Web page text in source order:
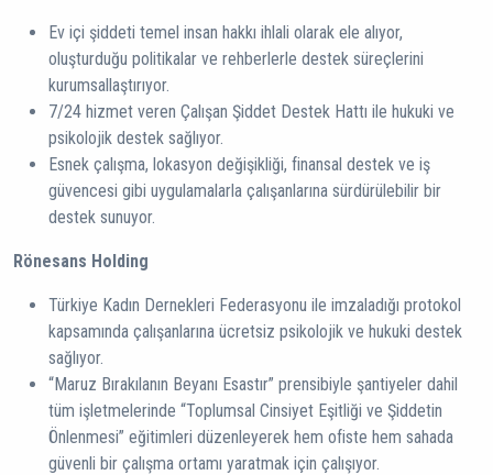
Ev içi şiddeti temel insan hakkı ihlali olarak ele alıyor,
oluşturduğu politikalar ve rehberlerle destek süreçlerini
kurumsallaştırıyor.
7/24 hizmet veren Çalışan Şiddet Destek Hattı ile hukuki ve
psikolojik destek sağlıyor.
Esnek çalışma, lokasyon değişikliği, finansal destek ve iş
güvencesi gibi uygulamalarla çalışanlarına sürdürülebilir bir
destek sunuyor.
Rönesans Holding
Türkiye Kadın Dernekleri Federasyonu ile imzaladığı protokol
kapsamında çalışanlarına ücretsiz psikolojik ve hukuki destek
sağlıyor.
“Maruz Bırakılanın Beyanı Esastır” prensibiyle şantiyeler dahil
tüm işletmelerinde “Toplumsal Cinsiyet Eşitliği ve Şiddetin
Önlenmesi” eğitimleri düzenleyerek hem ofiste hem sahada
güvenli bir çalışma ortamı yaratmak için çalışıyor.